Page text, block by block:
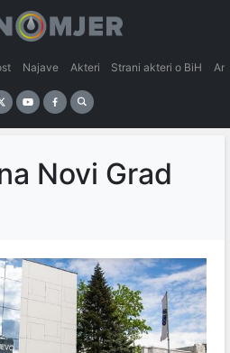
Najave Akteri Strani akteri o BiH
Novi Grad